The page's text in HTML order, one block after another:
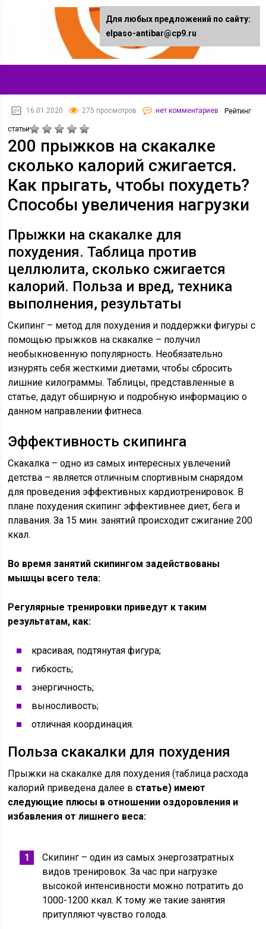
16.01.2020 275 просмотров нет комментариев Рейтинг
статьи
200 прыжков на скакалке
сколько калорий сжигается.
Как прыгать, чтобы похудеть?
Способы увеличения нагрузки
Прыжки на скакалке для
похудения. Таблица против
целлюлита, сколько сжигается
калорий. Польза и вред, техника
выполнения, результаты
Скипинг – метод для похудения и поддержки фигуры с
помощью прыжков на скакалке – получил
необыкновенную популярность. Необязательно
изнурять себя жесткими диетами, чтобы сбросить
лишние килограммы. Таблицы, представленные в
статье, дадут обширную и подробную информацию о
данном направлении фитнеса.
Эффективность скипинга
Скакалка – одно из самых интересных увлечений
детства – является отличным спортивным снарядом
для проведения эффективных кардиотренировок. В
плане похудения скипинг эффективнее диет, бега и
плавания. За 15 мин. занятий происходит сжигание 200
ккал.
Во время занятий скипингом задействованы
мышцы всего тела:
Регулярные тренировки приведут к таким
результатам, как:
красивая, подтянутая фигура;
гибкость;
энергичность;
выносливость;
отличная координация.
Польза скакалки для похудения
Прыжки на скакалке для похудения (таблица расхода
калорий приведена далее в статье) имеют
следующие плюсы в отношении оздоровления и
избавления от лишнего веса:
Скипинг – один из самых энергозатратных
видов тренировок. За час при нагрузке
высокой интенсивности можно потратить до
1000-1200 ккал. К тому же такие занятия
притупляют чувство голода.
Для любых предложений по сайту:
elpaso-antibar@cp9.ru